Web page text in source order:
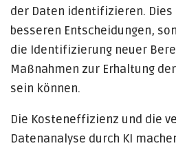
der Daten identifizieren.
besseren Entscheidungen,
die Identifizierung neuer
Maßnahmen zur Erhaltung
sein können.
Die Kosteneffizienz und die
Datenanalyse durch KI